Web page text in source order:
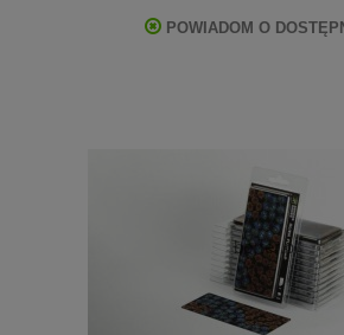
POWIADOM O